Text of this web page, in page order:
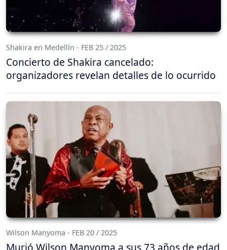
Shakira en Medellín - FEB 25 / 2025
Concierto de Shakira cancelado:
organizadores revelan detalles de lo ocurrido
Wilson Manyoma - FEB 20 / 2025
Murió Wilson Manyoma a sus 73 años de edad